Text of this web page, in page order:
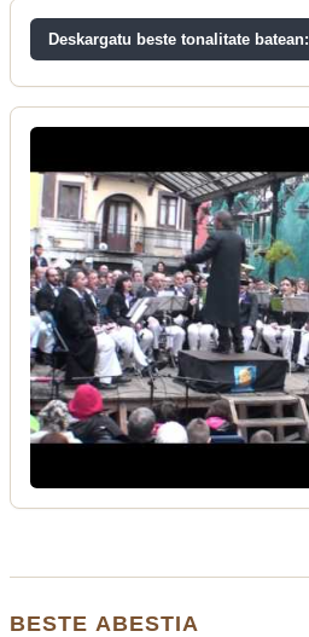
Deskargatu beste tonalitate batean:
BESTE ABESTIA